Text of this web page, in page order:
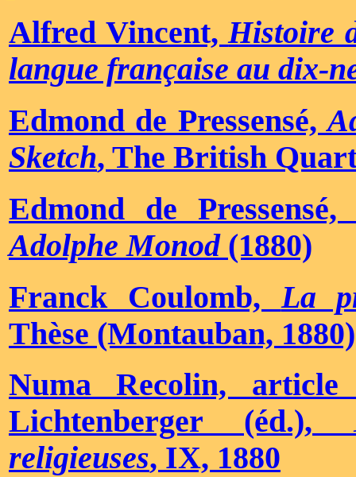
Alfred Vincent,Histoire
langue française au dix-
Edmond de Pressensé,
Sketch, The British
Edmond de
Adolphe Monod(1880)
Franck Coulomb, La
Thèse (Montauban, 1880)
Numa Recolin,
Lichtenberger (éd.),
religieuses, IX, 1880